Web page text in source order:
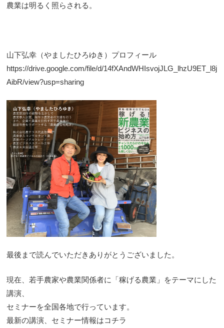
農業は明るく照らされる。
山下弘幸（やましたひろゆき）プロフィール
https://drive.google.com/file/d/14fXAndWHIsvojJLG_lhzU9ET_l8j
AibR/view?usp=sharing
最後まで読んでいただきありがとうございました。
現在、若手農家や農業関係者に「稼げる農業」をテーマにした
講演、
セミナーを全国各地で行っています。
最新の講演、セミナー情報はコチラ